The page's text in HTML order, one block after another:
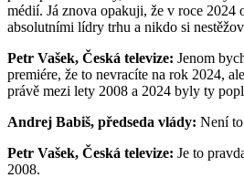
médií. Já znova opakuji, že v roce 2024
absolutními lídry trhu a nikdo si
Petr Vašek, Česká televize: Jenom
premiére, že to nevracíte na rok 2024,
právě mezi lety 2008 a 2024 byly ty
Andrej Babiš, předseda vlády: Není
Petr Vašek, Česká televize: Je to
2008.